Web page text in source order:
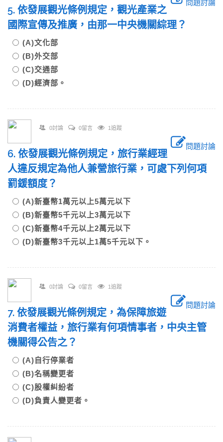
問題討論
5. 依發展觀光條例規定，觀光產業之
國際宣傳及推廣，由那一中央機關綜理？
(A)文化部
(B)外交部
(C)交通部
(D)經濟部。
0討論 0留言 1追蹤
問題討論
6. 依發展觀光條例規定，旅行業經理
人違反規定為他人兼營旅行業，可處下列何項
罰鍰額度？
(A)新臺幣1萬元以上5萬元以下
(B)新臺幣5千元以上3萬元以下
(C)新臺幣4千元以上2萬元以下
(D)新臺幣3千元以上1萬5千元以下。
0討論 0留言 1追蹤
問題討論
7. 依發展觀光條例規定，為保障旅遊
消費者權益，旅行業有何項情事者，中央主管
機關得公告之？
(A)自行停業者
(B)名稱變更者
(C)股權糾紛者
(D)負責人變更者。